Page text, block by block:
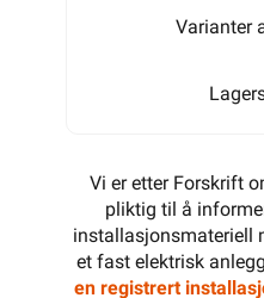
Varianter
Vi er etter Forskrift
pliktig til å
installasjonsmateriell
et fast elektrisk anlegg
en registrert